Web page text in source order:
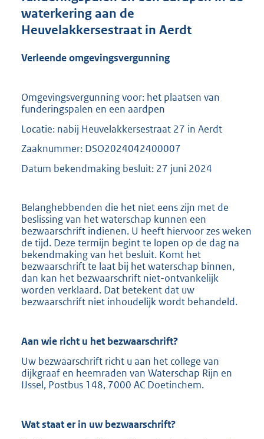
1
b
waterkering aan de
Heuvelakkersestraat in Aerdt
Verleende omgevingsvergunning
Omgevingsvergunning voor: het plaatsen van
funderingspalen en een aardpen
Locatie: nabij Heuvelakkersestraat 27 in Aerdt
Zaaknummer: DSO2024042400007
Datum bekendmaking besluit: 27 juni 2024
Belanghebbenden die het niet eens zijn met de
beslissing van het waterschap kunnen een
bezwaarschrift indienen. U heeft hiervoor zes weken
de tijd. Deze termijn begint te lopen op de dag na
bekendmaking van het besluit. Komt het
bezwaarschrift te laat bij het waterschap binnen,
dan kan het bezwaarschrift niet-ontvankelijk
worden verklaard. Dat betekent dat uw
bezwaarschrift niet inhoudelijk wordt behandeld.
Aan wie richt u het bezwaarschrift?
Uw bezwaarschrift richt u aan het college van
dijkgraaf en heemraden van Waterschap Rijn en
IJssel, Postbus 148, 7000 AC Doetinchem.
Wat staat er in uw bezwaarschrift?